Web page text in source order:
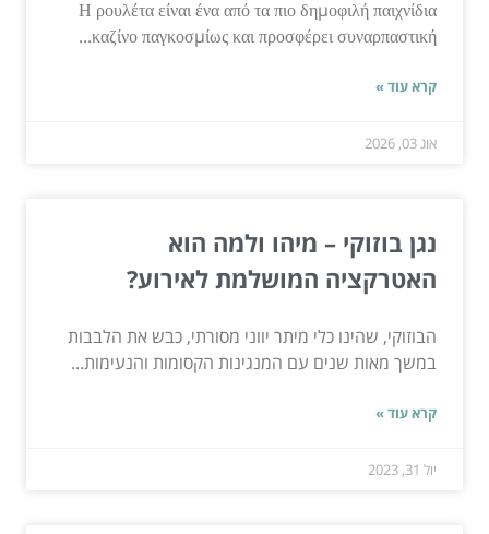
Η ρουλέτα είναι ένα από τα πιο δημοφιλή παιχνίδια
καζίνο παγκοσμίως και προσφέρει συναρπαστική...
קרא עוד »
אוג 03, 2026
נגן בוזוקי – מיהו ולמה הוא
האטרקציה המושלמת לאירוע?
הבוזוקי, שהינו כלי מיתר יווני מסורתי, כבש את הלבבות
במשך מאות שנים עם המנגינות הקסומות והנעימות...
קרא עוד »
יול 31, 2023